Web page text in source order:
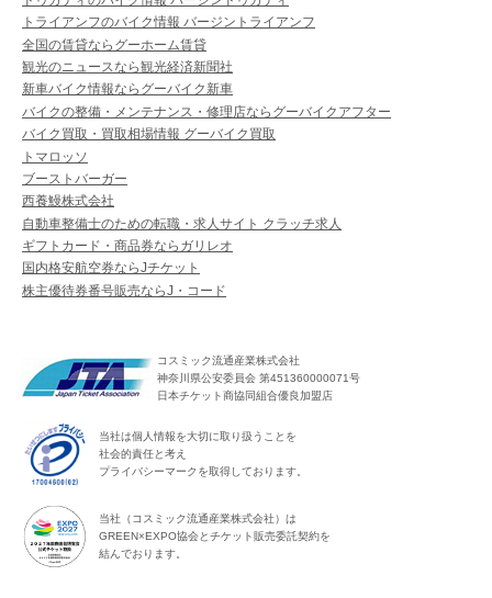
トライアンフのバイク情報 バージントライアンフ
全国の賃貸ならグーホーム賃貸
観光のニュースなら観光経済新聞社
新車バイク情報ならグーバイク新車
バイクの整備・メンテナンス・修理店ならグーバイクアフター
バイク買取・買取相場情報 グーバイク買取
トマロッソ
ブーストバーガー
西養鰻株式会社
自動車整備士のための転職・求人サイト クラッチ求人
ギフトカード・商品券ならガリレオ
国内格安航空券ならJチケット
株主優待券番号販売ならJ・コード
コスミック流通産業株式会社
神奈川県公安委員会 第451360000071号
日本チケット商協同組合優良加盟店
当社は個人情報を大切に取り扱うことを
社会的責任と考え
プライバシーマークを取得しております。
当社（コスミック流通産業株式会社）は
GREEN×EXPO協会とチケット販売委託契約を
結んでおります。